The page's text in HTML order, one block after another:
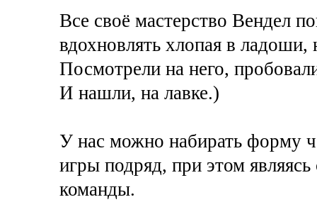
Все своё мастерство Вендел
вдохновлять хлопая в ладоши,
Посмотрели на него,
И нашли, на лавке.)
У нас можно набирать форму
игры подряд, при этом
команды.